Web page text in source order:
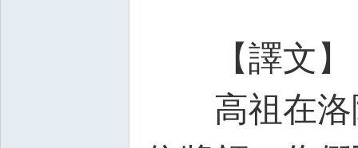
【譯文】
高祖在洛陽